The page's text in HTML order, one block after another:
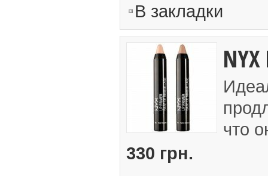
В закладки
что
330 грн.